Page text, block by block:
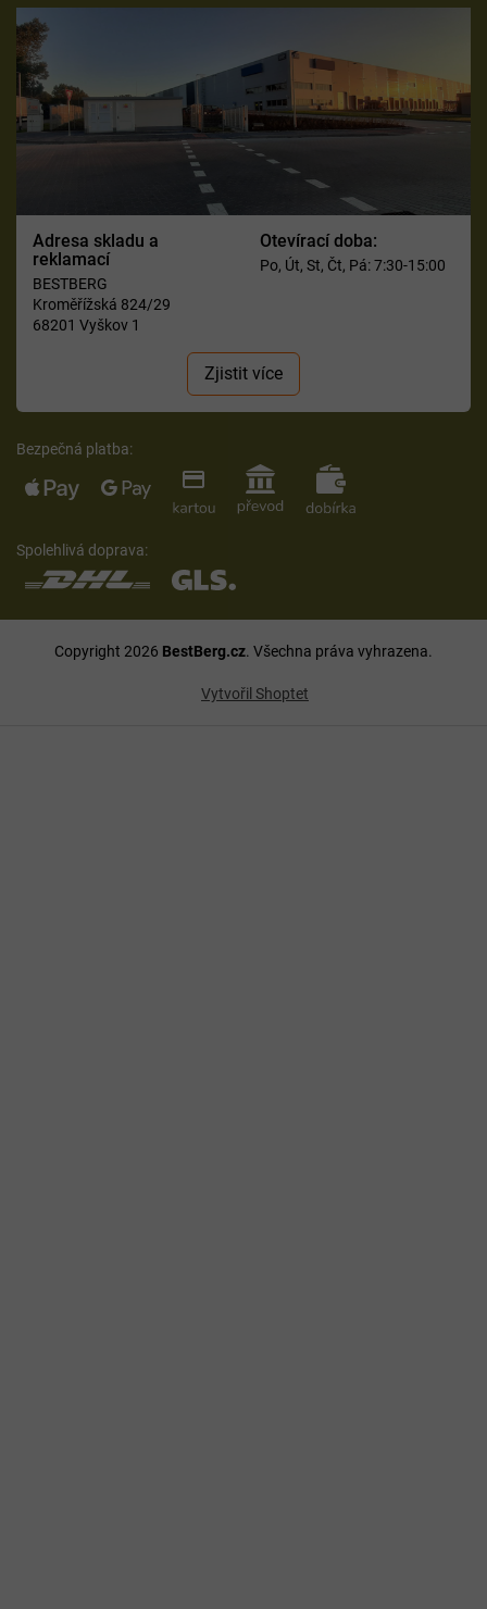
Adresa skladu a
reklamací
BESTBERG
Kroměřížská 824/29
68201 Vyškov 1
Otevírací doba:
Po, Út, St, Čt, Pá: 7:30-15:00
Zjistit více
Bezpečná platba:
Spolehlivá doprava:
Vytvořil Shoptet
Copyright 2026 BestBerg.cz. Všechna práva vyhrazena.